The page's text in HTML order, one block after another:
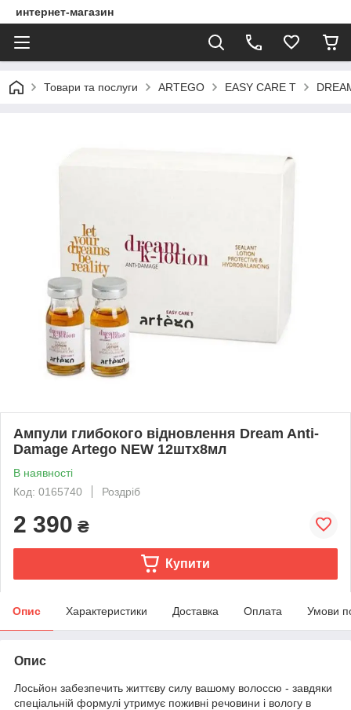
интернет-магазин
Товари та послуги ARTEGO EASY CARE T
Ампули глибокого відновлення Dream Anti-
Damage Artego NEW 12штх8мл
В наявності
Код: 0165740
Роздріб
2 390 ₴
Купити
Опис Характеристики Доставка Оплата Умови
Опис
Лосьйон забезпечить життєву силу вашому волоссю - завдяки
спеціальній формулі утримує поживні речовини і вологу в